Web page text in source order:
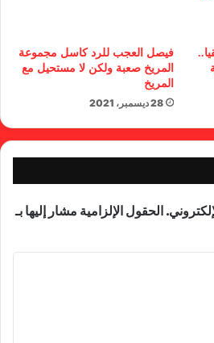
فيصل العجب للرد كاسل مجموعة
المريخ صعبة ولكن لا مستحيل مع
المريخ
28 ديسمبر، 2021
الحقول الإلزامية مشار إليها بـ